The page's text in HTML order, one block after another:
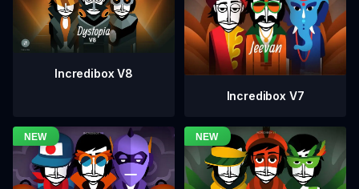
Incredibox V8
Incredibox V7